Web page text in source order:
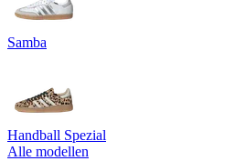
Samba
Handball Spezial
Alle modellen